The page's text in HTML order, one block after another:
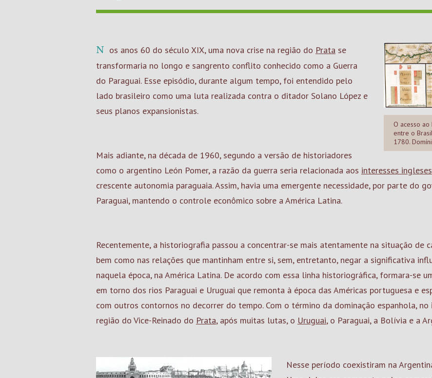
O acesso
entre o
1780.
Nos anos 60 do século XIX, uma nova crise na região do Prata se
transformaria no longo e sangrento conflito conhecido como a Guerra
do Paraguai. Esse episódio, durante algum tempo, foi entendido pelo
lado brasileiro como uma luta realizada contra o ditador Solano López e
seus planos expansionistas.
Mais adiante, na década de 1960, segundo a versão de historiadores
como o argentino León Pomer, a razão da guerra seria relacionada aos interesses ingleses
crescente autonomia paraguaia. Assim, havia uma emergente necessidade, por parte do
Paraguai, mantendo o controle econômico sobre a América Latina.
Recentemente, a historiografia passou a concentrar-se mais atentamente na situação de
bem como nas relações que mantinham entre si, sem, entretanto, negar a significativa
naquela época, na América Latina. De acordo com essa linha historiográfica, formara-se
em torno dos rios Paraguai e Uruguai que remonta à época das Américas portuguesa e
com outros contornos no decorrer do tempo. Com o término da dominação espanhola,
região do Vice-Reinado do Prata, após muitas lutas, o Uruguai, o Paraguai, a Bolívia e a
Nesse período coexistiram na